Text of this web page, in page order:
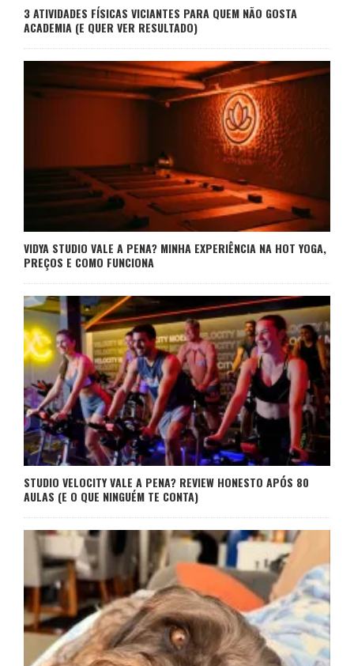
3 ATIVIDADES FÍSICAS VICIANTES PARA QUEM NÃO GOSTA
ACADEMIA (E QUER VER RESULTADO)
VIDYA STUDIO VALE A PENA? MINHA EXPERIÊNCIA NA HOT YOGA,
PREÇOS E COMO FUNCIONA
STUDIO VELOCITY VALE A PENA? REVIEW HONESTO APÓS 80
AULAS (E O QUE NINGUÉM TE CONTA)